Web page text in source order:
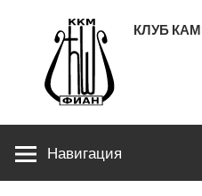
содержимому
КЛУБ
ЛЕНИНСКИЙ ПРОСПЕКТ 53
Навигация